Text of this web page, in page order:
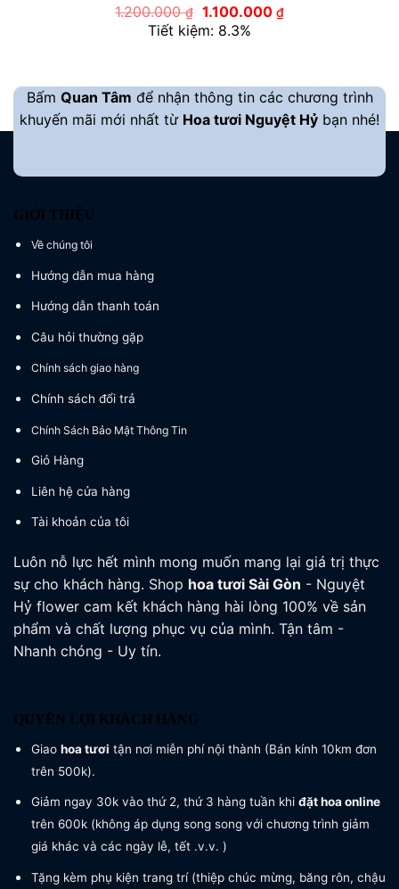
1.200.000₫ Giá
gốc
là:
1.100.000 ₫Giá
hiện
Tiết kiệm: 8.3%
Bấm Quan Tâm để nhận thông tin các chương trình
khuyến mãi mới nhất từ Hoa tươi Nguyệt Hỷ bạn nhé!
GIỚI THIỆU
Về chúng tôi
Hướng dẫn mua hàng
Hướng dẫn thanh toán
Câu hỏi thường gặp
Chính sách giao hàng
Chính sách đổi trả
Chính Sách Bảo Mật Thông Tin
Giỏ Hàng
Liên hệ cửa hàng
Tài khoản của tôi
Luôn nỗ lực hết mình mong muốn mang lại giá trị thực
sự cho khách hàng. Shop hoa tươi Sài Gòn - Nguyệt
Hỷ flower cam kết khách hàng hài lòng 100% về sản
phẩm và chất lượng phục vụ của mình. Tận tâm -
Nhanh chóng - Uy tín.
QUYỀN LỢI KHÁCH HÀNG
Giao hoa tươi tận nơi miễn phí nội thành (Bán kính 10km đơn
trên 500k).
Giảm ngay 30k vào thứ 2, thứ 3 hàng tuần khi đặt hoa online
trên 600k (không áp dụng song song với chương trình giảm
giá khác và các ngày lễ, tết .v.v. )
Tặng kèm phụ kiện trang trí (thiệp chúc mừng, băng rôn, chậu